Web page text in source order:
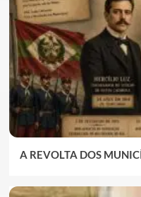
A REVOLTA DOS